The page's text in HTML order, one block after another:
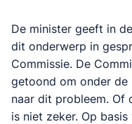
De minister geeft in
dit onderwerp in
Commissie. De
getoond om onder de
naar dit probleem. Of
is niet zeker. Op